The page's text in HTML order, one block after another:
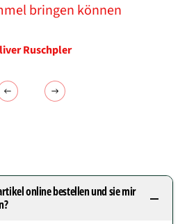
bringen können
Ruschpler
online bestellen und sie mir